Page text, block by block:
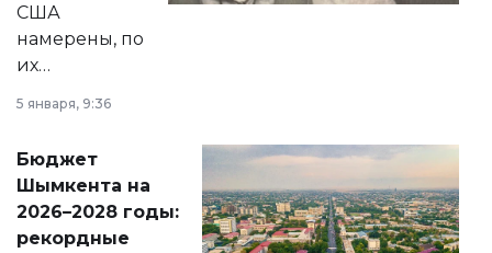
США
намерены, по
их
принести
народу
Венесуэлы.
5 января, 9:36
Бюджет
Шымкента на
2026–2028 годы:
рекордные